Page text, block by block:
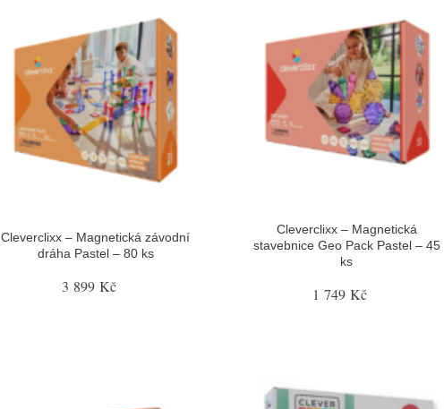
Cleverclixx – Magnetická závodní
dráha Pastel – 80 ks
3 899 Kč
Cleverclixx – Magnetická
stavebnice Geo Pack Pastel – 45
ks
1 749 Kč